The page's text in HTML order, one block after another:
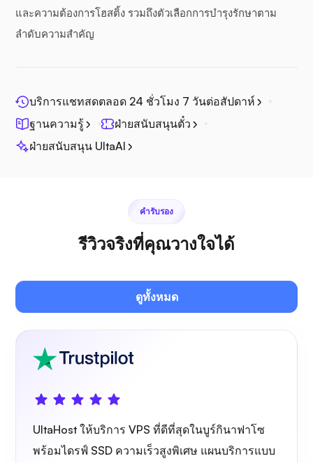
โฟโตปริซึม
เพล็กซ์
ไวร์การ์ด
และความต้องการโฮสติ้ง รวมถึงตัวเลือกการบำรุงรักษาตาม
ลำดับความสำคัญ
บริการแชทสดตลอด 24 ชั่วโมง 7 วันต่อสัปดาห์
ฐานความรู้
ฝ่ายสนับสนุนตั๋ว
ฝ่ายสนับสนุน UltaAI
คำรับรอง
รีวิวจริงที่คุณวางใจได้
ดูทั้งหมด
UltaHost ให้บริการ VPS ที่ดีที่สุดในบูร์กินาฟาโซ
พร้อมไดรฟ์ SSD ความเร็วสูงพิเศษ แผนบริการแบบ